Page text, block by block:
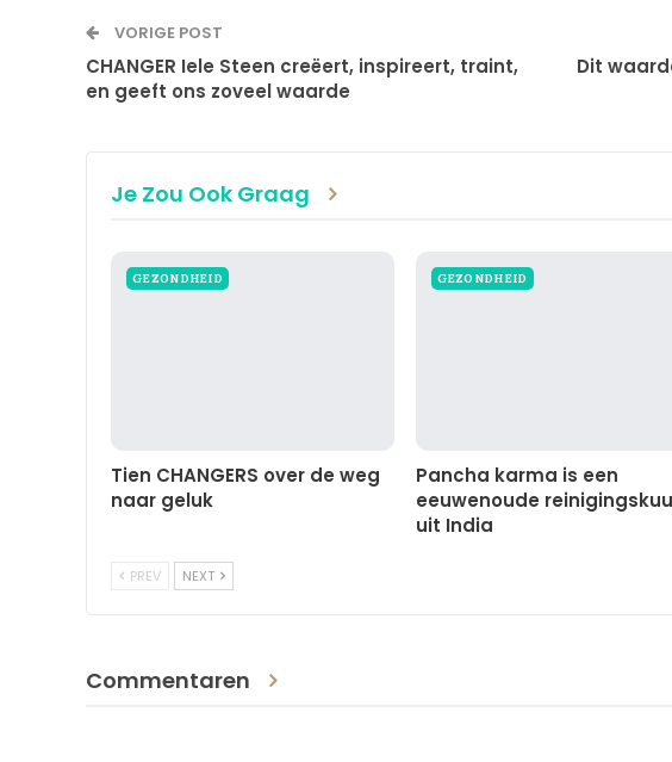
VORIGE POST
CHANGER Iele Steen creëert, inspireert, traint,
en geeft ons zoveel waarde
Dit
Je Zou Ook Graag
GEZONDHEID
Tien CHANGERS over de weg
naar geluk
GEZONDHEID
Pancha karma is een
eeuwenoude
uit India
PREV NEXT
Commentaren